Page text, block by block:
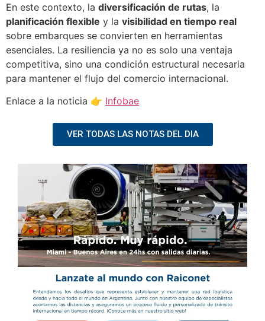
En este contexto, la diversificación de rutas, la
planificación flexible y la visibilidad en tiempo real
sobre embarques se convierten en herramientas
esenciales. La resiliencia ya no es solo una ventaja
competitiva, sino una condición estructural necesaria
para mantener el flujo del comercio internacional.
Enlace a la noticia 👉 Infobae
VER TODAS LAS NOTAS DEL DIA